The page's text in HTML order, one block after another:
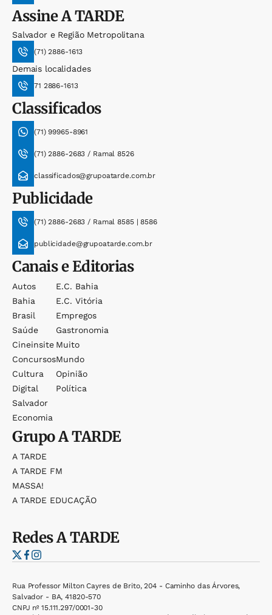
AssineA TARDE
Salvador e Região Metropolitana
(71) 2886-1613
Demais localidades
71 2886-1613
Classificados
(71) 99965-8961
(71) 2886-2683 / Ramal 8526
classificados@grupoatarde.com.br
Publicidade
(71) 2886-2683 / Ramal 8585 | 8586
publicidade@grupoatarde.com.br
Canais e Editorias
Autos
Bahia
Brasil
Saúde
Cineinsite
Concursos
Cultura
Digital
Salvador
Economia
E.c. Bahia
E.c. Vitória
Empregos
Gastronomia
Muito
Mundo
Opinião
Política
GrupoA TARDE
A TARDE
A TARDE FM
MASSA!
A TARDE EDUCAÇÃO
RedesA TARDE
Rua Professor Milton Cayres de Brito, 204 - Caminho das Árvores,
Salvador - BA, 41820-570
CNPJ nº 15.111.297/0001-30